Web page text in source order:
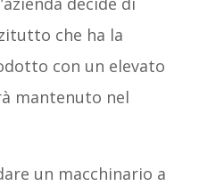
che ha la
con un elevato
mantenuto nel
un macchinario a